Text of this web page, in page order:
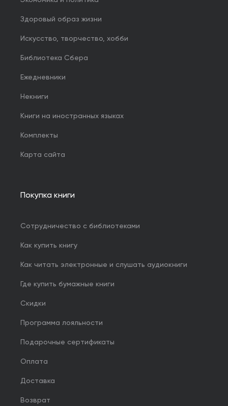
Здоровый образ жизни
Искусство, творчество, хобби
Библиотека Сбера
Ежедневники
Некниги
Книги на иностранных языках
Комплекты
Карта сайта
Покупка книги
Сотрудничество с библиотеками
Как купить книгу
Как читать электронные и слушать аудиокниги
Где купить бумажные книги
Скидки
Программа лояльности
Подарочные сертификаты
Оплата
Доставка
Возврат